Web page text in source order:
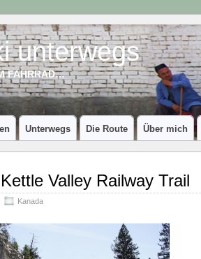
unterwegs
FAHRRAD…
Unterwegs Die Route Über mich
Kettle Valley Railway Trail
Kanada